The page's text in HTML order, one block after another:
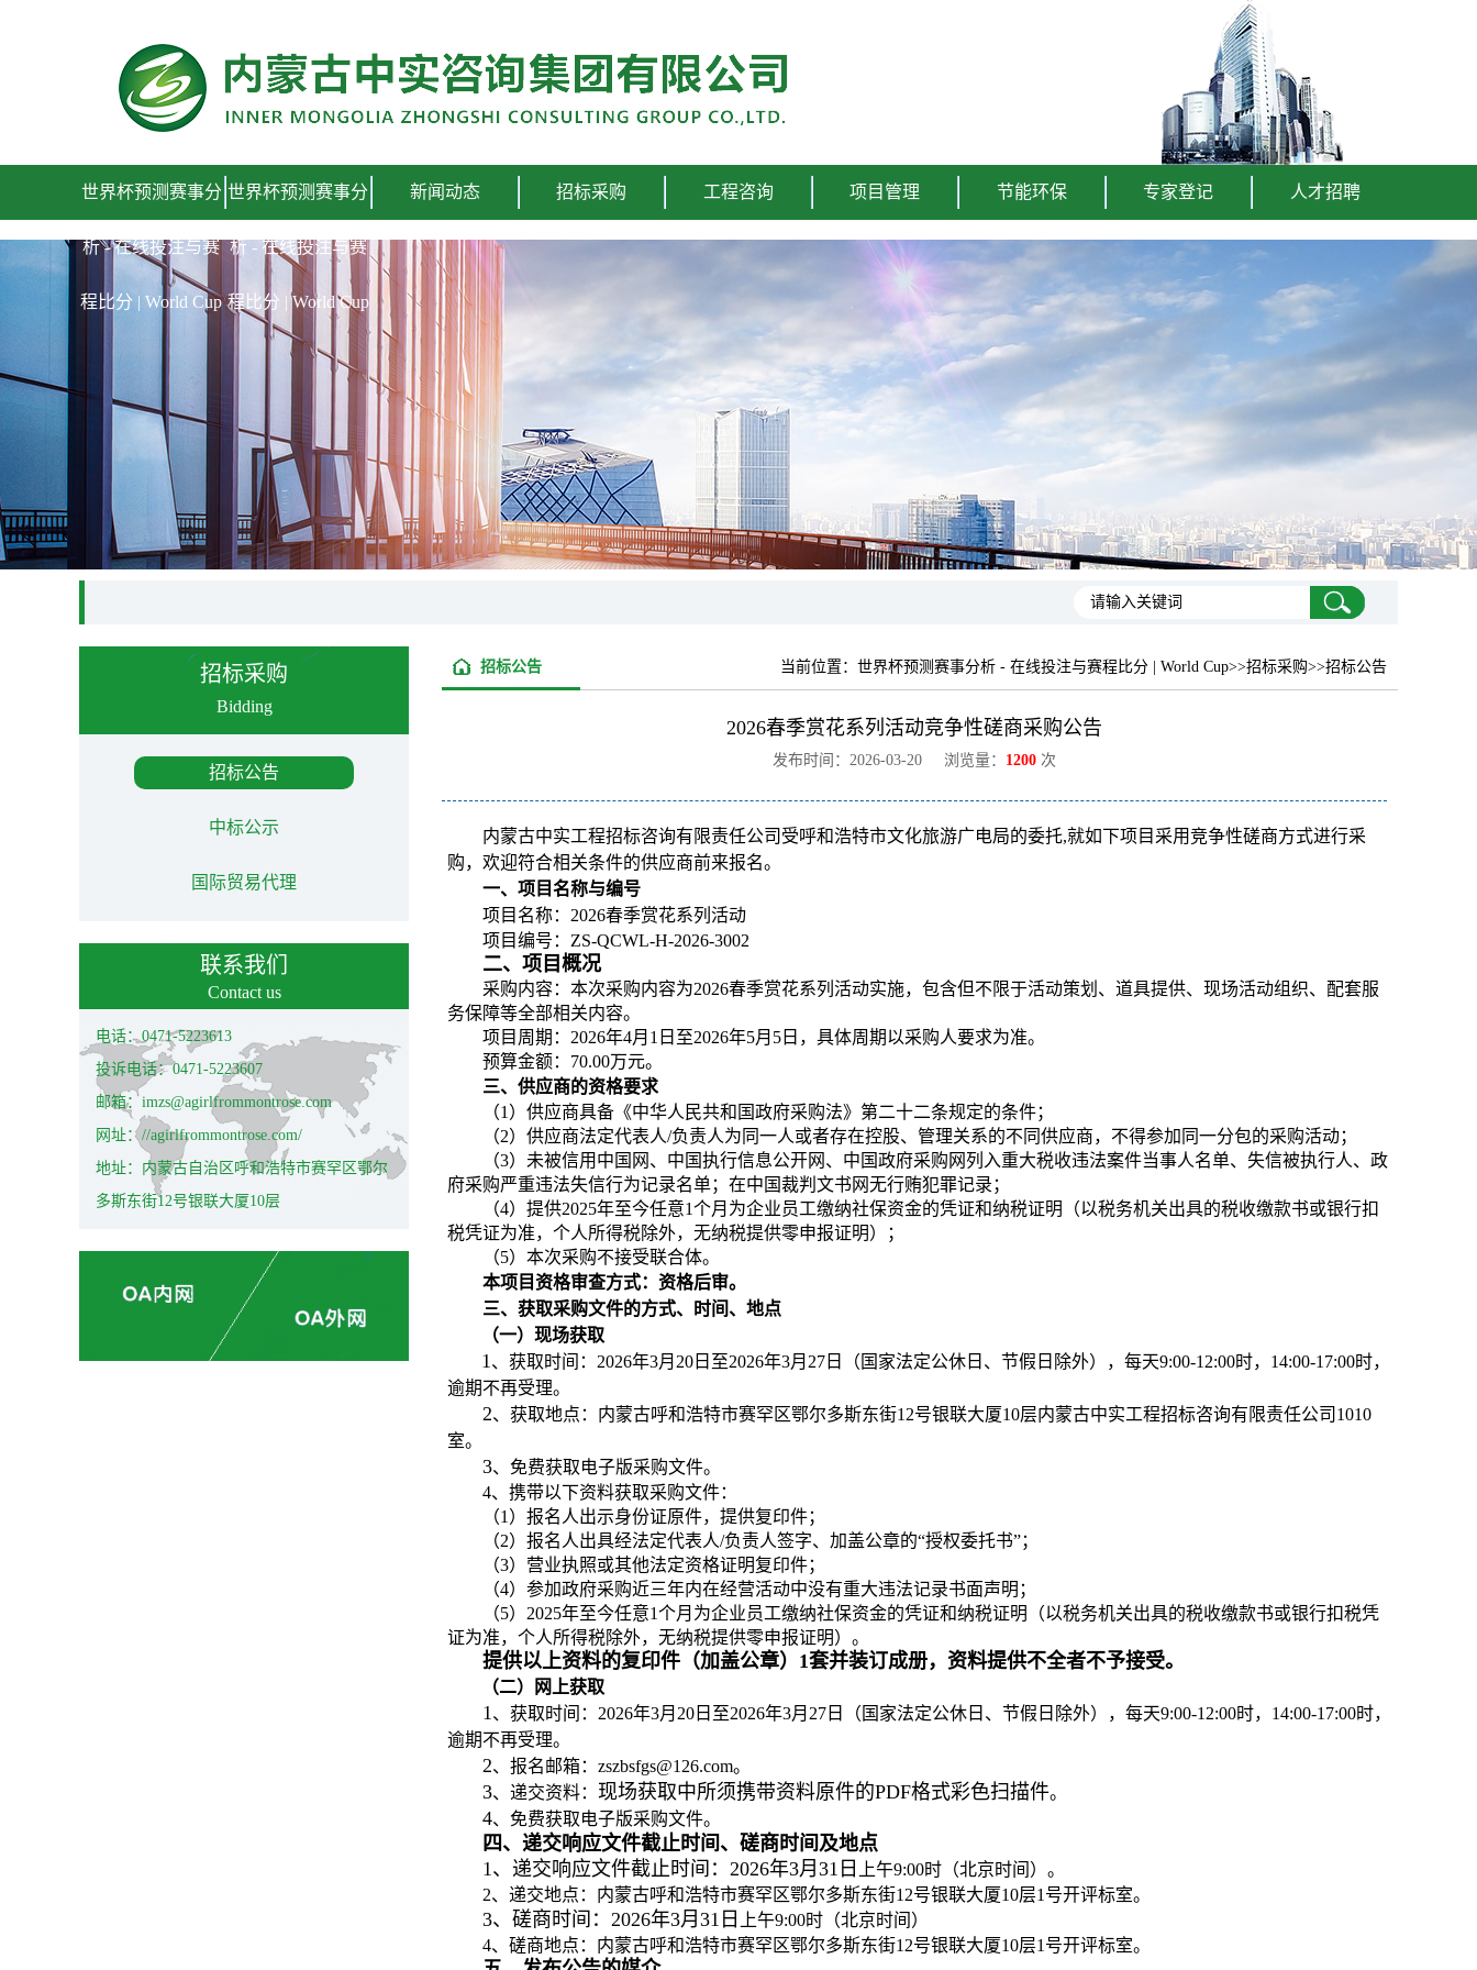
世界杯预测赛事分
析 - 在线投注与赛
程比分 | World Cup
世界杯预测赛事分
析 - 在线投注与赛
程比分 | World Cup
新闻动态 招标采购 工程咨询 项目管理 节能环保 专家登记 人才招聘
招标采购
Bidding
招标公告
中标公示
国际贸易代理
联系我们
Contact us
电话：0471-5223613
投诉电话：0471-5223607
邮箱：imzs@agirlfrommontrose.com
网址：//agirlfrommontrose.com/
地址：内蒙古自治区呼和浩特市赛罕区鄂尔
多斯东街12号银联大厦10层
当前位置： 世界杯预测赛事分析 - 在线投注与赛程比分 | World Cup>>招标采购>>招标公告
招标公告
2026春季赏花系列活动竞争性磋商采购公告
发布时间：2026-03-20 浏览量： 1200 次
内蒙古中实工程招标咨询有限责任公司受呼和浩特市文化旅游广电局的委托,就如下项目采用竞争性磋商方式进行采
购，欢迎符合相关条件的供应商前来报名。
一、项目名称与编号
项目名称：2026春季赏花系列活动
项目编号：ZS-QCWL-H-2026-3002
二、项目概况
采购内容：本次采购内容为2026春季赏花系列活动实施，包含但不限于活动策划、道具提供、现场活动组织、配套服
务保障等全部相关内容。
项目周期：2026年4月1日至2026年5月5日，具体周期以采购人要求为准。
预算金额：70.00万元。
三、 供应商的资格要求
（1）供应商具备《中华人民共和国政府采购法》第二十二条规定的条件；
（2）供应商法定代表人/负责人为同一人或者存在控股、管理关系的不同供应商，不得参加同一分包的采购活动；
（3）未被信用中国网、中国执行信息公开网、中国政府采购网列入重大税收违法案件当事人名单、失信被执行人、政
府采购严重违法失信行为记录名单；在中国裁判文书网无行贿犯罪记录；
（4）提供2025年至今任意1个月为企业员工缴纳社保资金的凭证和纳税证明（以税务机关出具的税收缴款书或银行扣
税凭证为准，个人所得税除外，无纳税提供零申报证明）；
（5）本次采购不接受联合体。
本项目资格审查方式：资格后审。
三、获取采购文件的方式、时间、地点
（一）现场获取
1、获取时间：2026年3月20日至2026年3月27日（国家法定公休日、节假日除外），每天9:00-12:00时，14:00-17:00时，
逾期不再受理。
2、获取地点： 内蒙古呼和浩特市赛罕区鄂尔多斯东街12号银联大厦10层内蒙古中实工程招标咨询有限责任公司1010
室。
3、免费获取电子版采购文件。
4、携带以下资料获取采购文件：
（1）报名人出示身份证原件，提供复印件；
（2）报名人出具经法定代表人/负责人签字、加盖公章的“授权委托书”；
（3）营业执照或其他法定资格证明复印件；
（4）参加政府采购近三年内在经营活动中没有重大违法记录书面声明；
（5）2025年至今任意1个月为企业员工缴纳社保资金的凭证和纳税证明（以税务机关出具的税收缴款书或银行扣税凭
证为准，个人所得税除外，无纳税提供零申报证明）。
提供以上资料的复印件（加盖公章）1套并装订成册，资料提供不全者不予接受。
（二）网上获取
1、获取时间：2026年3月20日至2026年3月27日（国家法定公休日、节假日除外），每天9:00-12:00时，14:00-17:00时，
逾期不再受理。
2、报名邮箱：zszbsfgs@126.com。
3、递交资料： 现场获取中所须携带资料原件的PDF格式彩色扫描件。
4、免费获取电子版采购文件。
四、递交响应文件截止时间、磋商时间及地点
1、递交响应文件截止时间：2026年3月31日
上午9:00时（北京时间）。
2、递交地点：内蒙古呼和浩特市赛罕区鄂尔多斯东街12号银联大厦10层1号开评标室。
3、磋商时间：2026年3月31日
上午9:00时（北京时间）
4、磋商地点：内蒙古呼和浩特市赛罕区鄂尔多斯东街12号银联大厦10层1号开评标室。